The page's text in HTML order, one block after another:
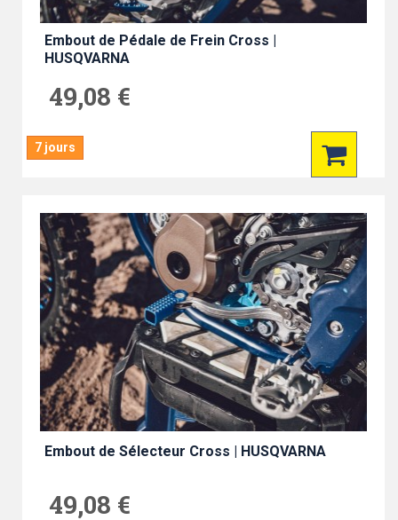
Embout de Pédale de Frein Cross |
HUSQVARNA
49,08 €
7 jours
Embout de Sélecteur Cross | HUSQVARNA
49,08 €